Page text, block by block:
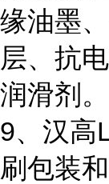
缘油墨
层、抗
润滑剂。
9、汉高
刷包装